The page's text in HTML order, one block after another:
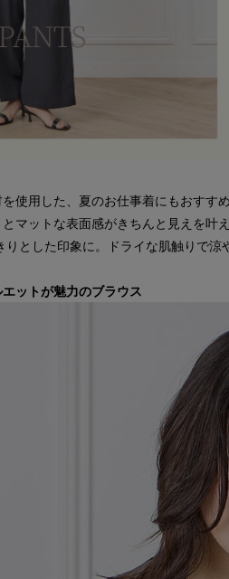
使用した、夏のお仕事着にもおすす
マットな表面感がきちんと見えを叶
とした印象に。ドライな肌触りで
ットが魅力のブラウス